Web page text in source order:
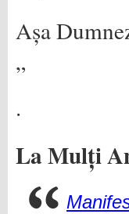
Așa
„
.
La Mulți